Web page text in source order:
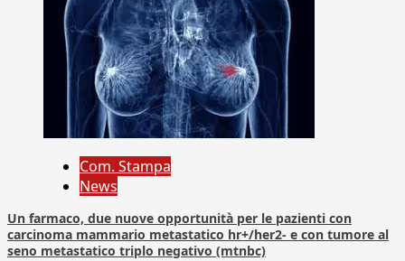
Com. Stampa
News
Un farmaco, due nuove opportunità per le pazienti con
carcinoma mammario metastatico hr+/her2- e con tumore al
seno metastatico triplo negativo (mtnbc)